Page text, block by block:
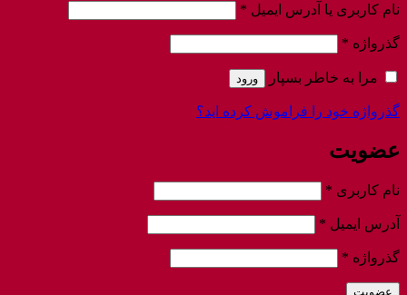
نام کاربری یا آدرس ایمیل *
گذرواژه *
مرا به خاطر بسپار ورود
گذرواژه خود را فراموش کرده اید؟
عضویت
نام کاربری *
آدرس ایمیل *
گذرواژه *
عضویت